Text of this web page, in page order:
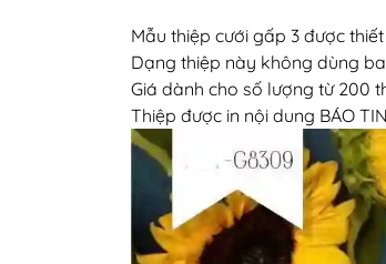
Mẫu thiệp cưới gấp 3 được
Dạng thiệp này không dùng
Giá dành cho số lượng từ 200
Thiệp được in nội dung BÁO